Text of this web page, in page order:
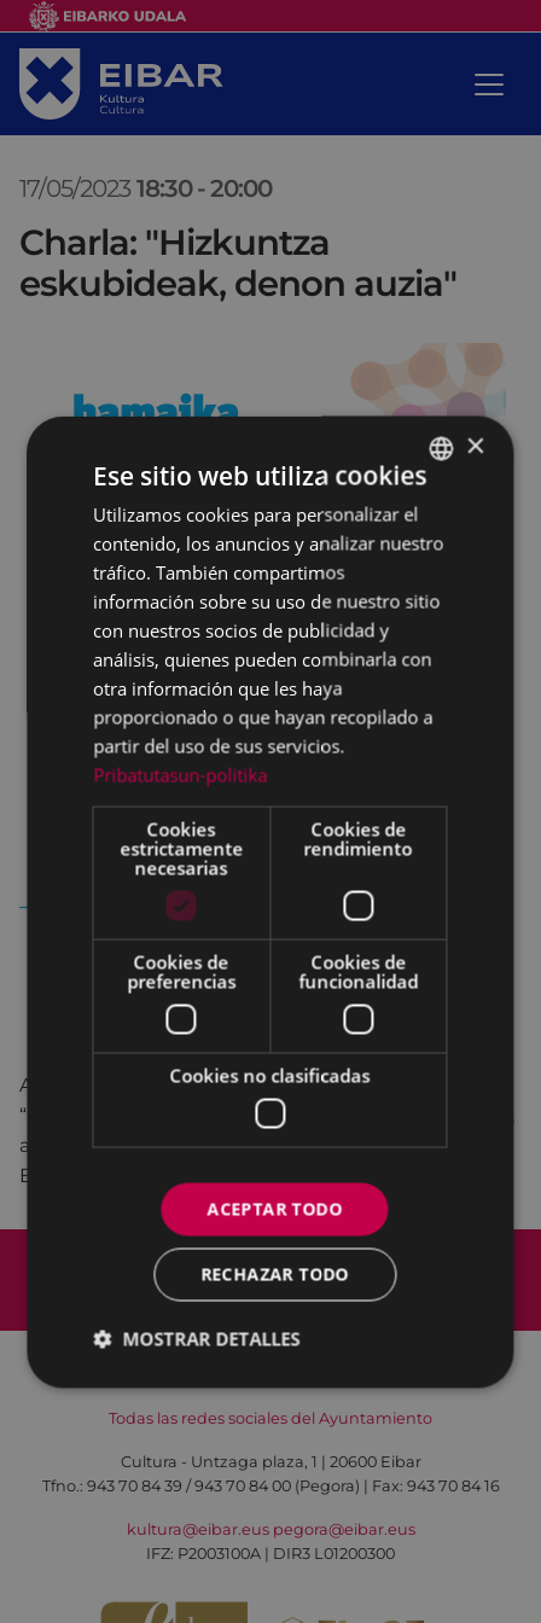
17/05/2023 18:30 -20:00
Charla: "Hizkuntza
eskubideak, denon auzia"
Agurne Gaubeka ofrecerá una charla titulada
“Hizkuntza eskubideak, denon auzia” el 17 de mayo,
a las 18:30 horas, en la sala de conferencias de
Errebal Plazia.
Mapa del Sitio
Aviso legal
Política de cookies
Contacto
Todas las redes sociales del Ayuntamiento
Cultura - Untzaga plaza, 1 | 20600 Eibar
Tfno.: 943 70 84 39 / 943 70 84 00 (Pegora) | Fax: 943 70 84 16
kultura@eibar.eus pegora@eibar.eus
IFZ: P2003100A | DIR3 L01200300
BASQUE
SPANISH
×
Ese sitio web utiliza cookies
Utilizamos cookies para personalizar el
contenido, los anuncios y analizar nuestro
tráfico. También compartimos
información sobre su uso de nuestro sitio
con nuestros socios de publicidad y
análisis, quienes pueden combinarla con
otra información que les haya
proporcionado o que hayan recopilado a
partir del uso de sus servicios.
Pribatutasun-politika
Cookies
estrictamente
necesarias
Cookies de
rendimiento
Cookies de
preferencias
Cookies de
funcionalidad
Cookies no clasificadas
ACEPTAR TODO
RECHAZAR TODO
MOSTRAR DETALLES